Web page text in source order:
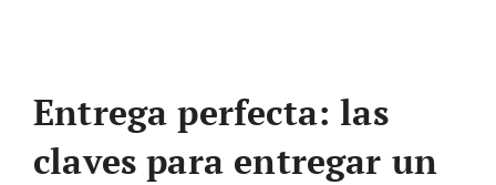
Entrega perfecta: las
claves para entregar un